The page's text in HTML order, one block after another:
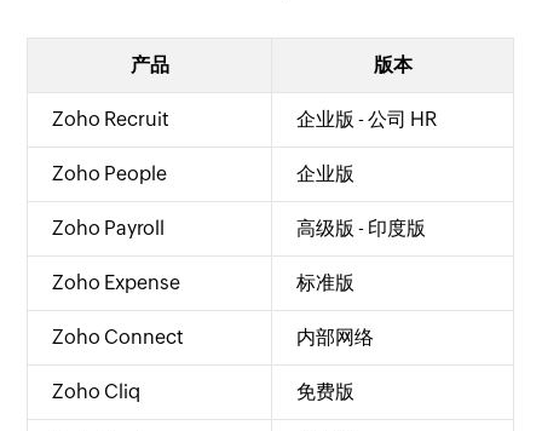
产品 版本
Zoho Recruit 企业版 - 公司 HR
Zoho People 企业版
Zoho Payroll 高级版 - 印度版
Zoho Expense 标准版
Zoho Connect 内部网络
Zoho Cliq 免费版